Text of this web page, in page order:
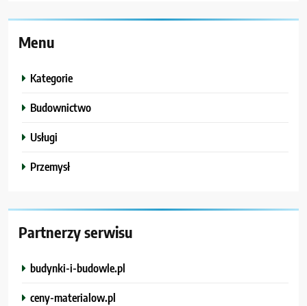
Menu
Kategorie
Budownictwo
Usługi
Przemysł
Partnerzy serwisu
budynki-i-budowle.pl
ceny-materialow.pl